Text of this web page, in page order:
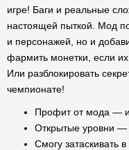
игре! Баги и реальные
настоящей пыткой. Мод
и персонажей, но и
фармить монетки, если
Или разблокировать
чемпионате!
Профит от мода —
Открытые уровни —
Смогу затаскивать